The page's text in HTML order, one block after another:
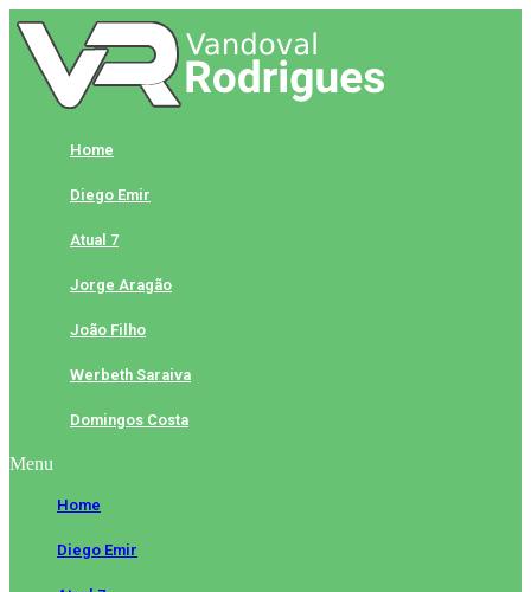
Skip
to
content
Home
Diego Emir
Atual 7
Jorge Aragão
João Filho
Werbeth Saraiva
Domingos Costa
Menu
Home
Diego Emir